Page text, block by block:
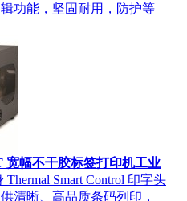
功能，坚固耐用，防护等
宽幅不干胶标签打印机工业
Smart Control 印字头
清晰、高品质条码列印，